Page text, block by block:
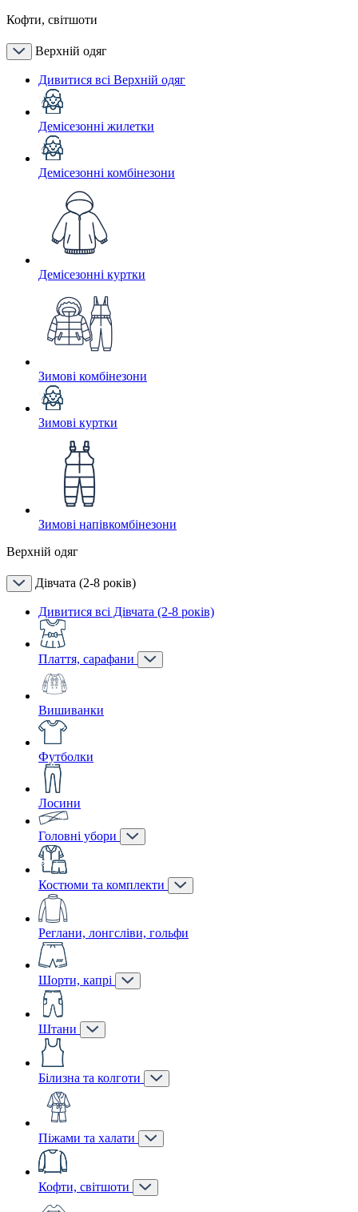
Кофти, світшоти
Верхній одяг
Дивитися всі Верхній одяг
Демісезонні жилетки
Демісезонні комбінезони
Демісезонні куртки
Зимові комбінезони
Зимові куртки
Зимові напівкомбінезони
Верхній одяг
Дівчата (2-8 років)
Дивитися всі Дівчата (2-8 років)
Плаття, сарафани
Вишиванки
Футболки
Лосини
Головні убори
Костюми та комплекти
Реглани, лонгсліви, гольфи
Шорти, капрі
Штани
Білизна та колготи
Піжами та халати
Кофти, світшоти